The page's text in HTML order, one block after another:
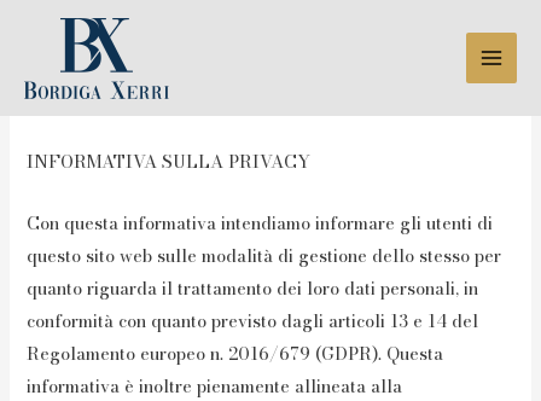
Cookie & Privacy Policy
INFORMATIVA SULLA PRIVACY
Con questa informativa intendiamo informare gli utenti di
questo sito web sulle modalità di gestione dello stesso per
quanto riguarda il trattamento dei loro dati personali, in
conformità con quanto previsto dagli articoli 13 e 14 del
Regolamento europeo n. 2016/679 (GDPR). Questa
informativa è inoltre pienamente allineata alla